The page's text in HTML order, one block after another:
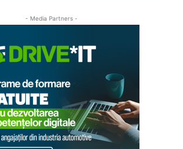
- Media Partners -